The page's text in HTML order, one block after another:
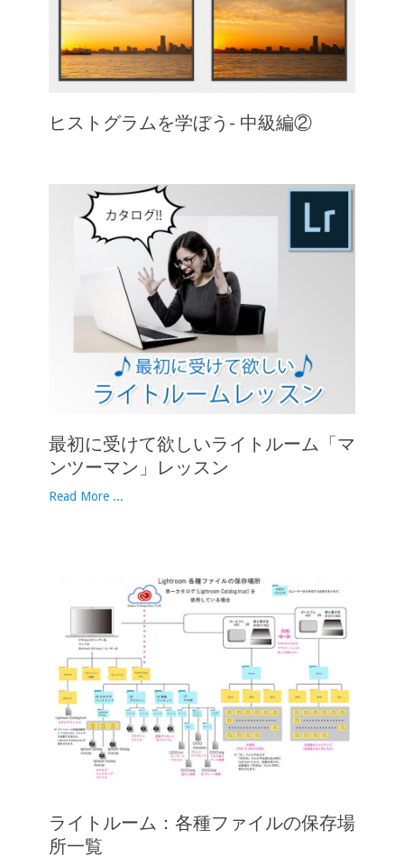
ヒストグラムを学ぼう- 中級編②
最初に受けて欲しいライトルーム「マ
ンツーマン」レッスン
Read More ...
ライトルーム：各種ファイルの保存場
所一覧